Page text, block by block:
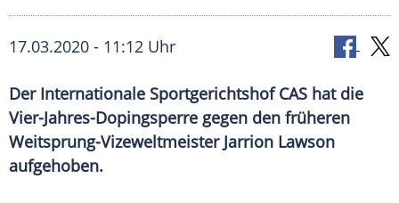
17.03.2020 - 11:12 Uhr
Der Internationale Sportgerichtshof CAS hat die
Vier-Jahres-Dopingsperre gegen den früheren
Weitsprung-Vizeweltmeister Jarrion Lawson
aufgehoben.